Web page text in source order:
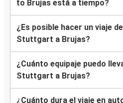
to Brujas está a tiempo?
¿Es posible hacer un viaje
Stuttgart a Brujas?
¿Cuánto equipaje puedo
Stuttgart a Brujas?
¿Cuánto dura el viaje en